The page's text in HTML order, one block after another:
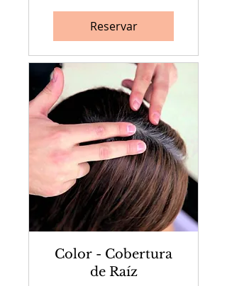
Reservar
Color - Cobertura
de Raíz